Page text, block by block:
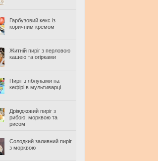
Гарбузовий кекс із
коричним кремом
Житній пиріг з перловою
кашею та огірками
Пиріг з яблуками на
кефірі в мультиварці
Дріжджовий пиріг з
рибою, морквою та
рисом
Солодкий заливний пиріг
з морквою